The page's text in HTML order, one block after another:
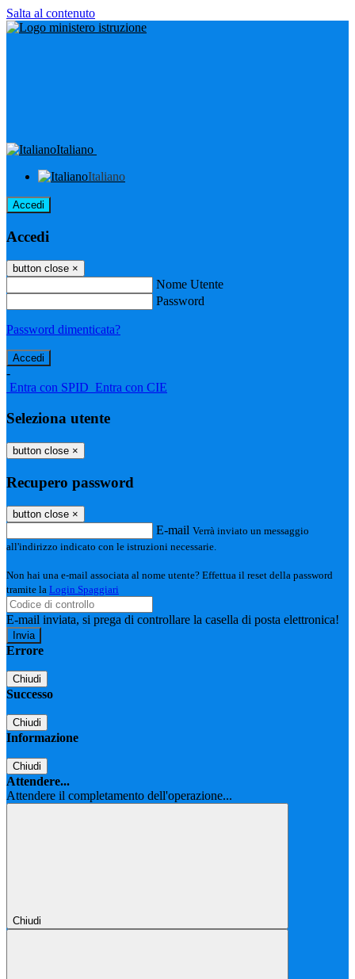
Salta al contenuto
Italiano
Italiano
Accedi
Accedi
button close ×
Nome Utente
Password
Password dimenticata?
-
Entra con SPID Entra con CIE
Seleziona utente
button close ×
Recupero password
button close ×
E-mail Verrà inviato un messaggio
all'indirizzo indicato con le istruzioni necessarie.
Non hai una e-mail associata al nome utente? Effettua il reset della password
tramite la Login Spaggiari
E-mail inviata, si prega di controllare la casella di posta elettronica!
Errore
Chiudi
Successo
Chiudi
Informazione
Chiudi
Attendere...
Attendere il completamento dell'operazione...
Chiudi